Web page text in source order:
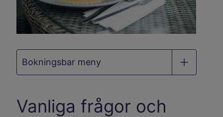
Bokningsbar meny
Vanliga frågor och